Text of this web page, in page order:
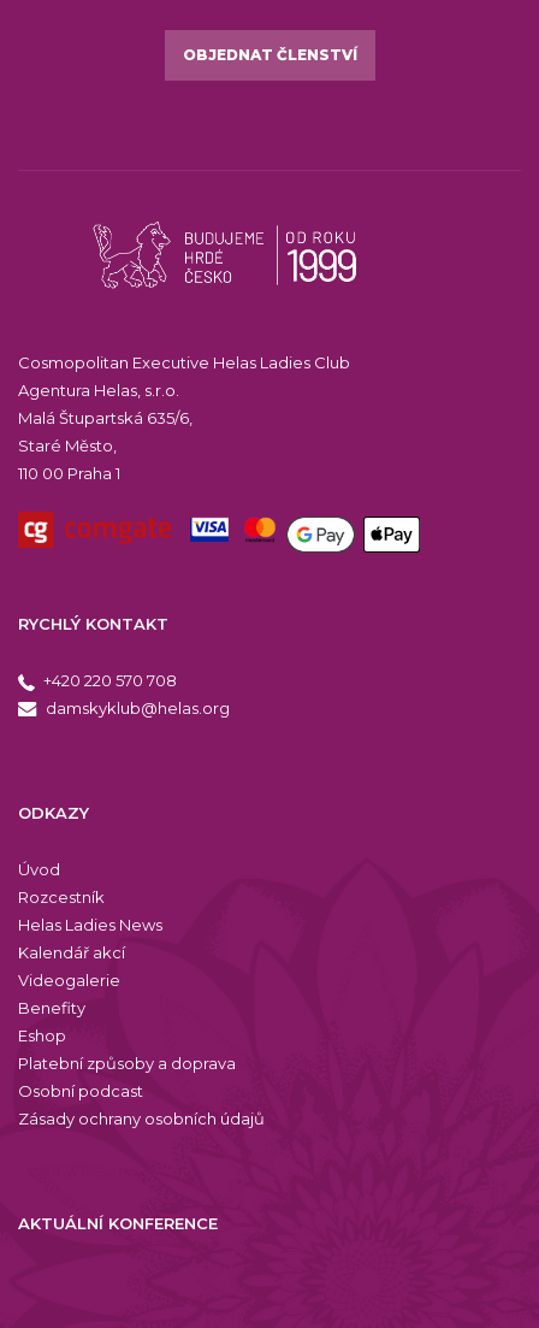
OBJEDNAT ČLENSTVÍ
Cosmopolitan Executive Helas Ladies Club
Agentura Helas, s.r.o.
Malá Štupartská 635/6,
Staré Město,
110 00 Praha 1
RYCHLÝ KONTAKT
+420 220 570 708
damskyklub@helas.org
ODKAZY
Úvod
Rozcestník
Helas Ladies News
Kalendář akcí
Videogalerie
Benefity
Eshop
Platební způsoby a doprava
Osobní podcast
Zásady ochrany osobních údajů
AKTUÁLNÍ KONFERENCE